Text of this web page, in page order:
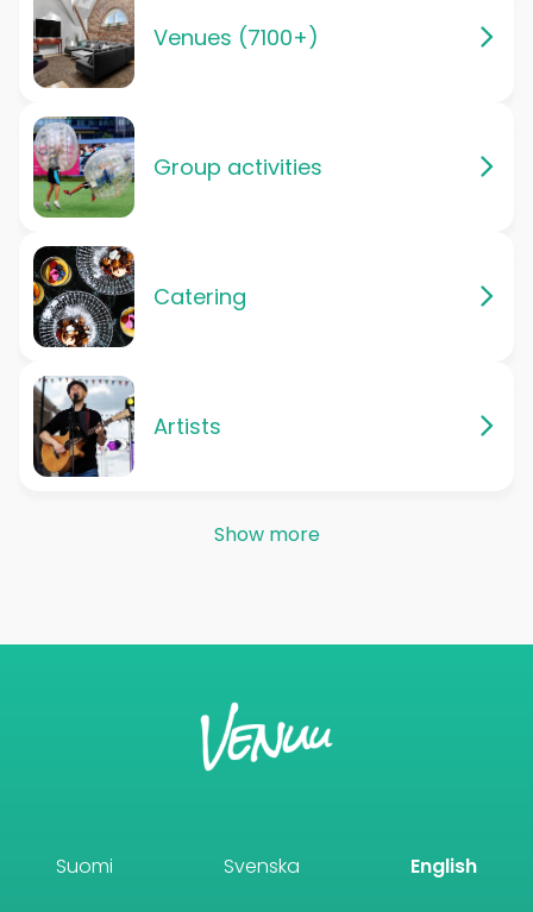
Venues (7100+)
Group activities
Catering
Artists
Show more
Suomi Svenska English